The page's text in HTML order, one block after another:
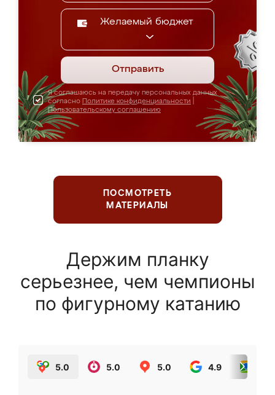
Желаемый бюджет
Отправить
Я соглашаюсь на передачу персональных данных
согласно Политике конфиденциальности
Пользовательскому соглашению
ПОСМОТРЕТЬ
МАТЕРИАЛЫ
Держим планку
серьезнее, чем чемпионы
по фигурному катанию
5.0 5.0 5.0 4.9